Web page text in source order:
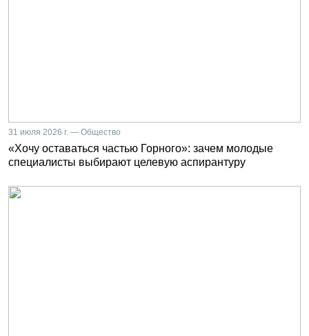
31 июля 2026 г. — Общество
«Хочу оставаться частью Горного»: зачем молодые
специалисты выбирают целевую аспирантуру